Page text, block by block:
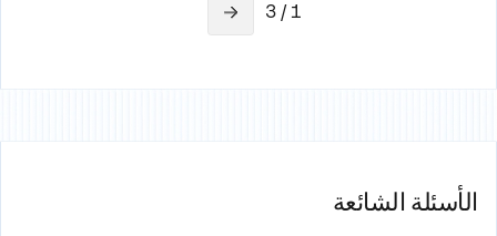
1 / 3
الأسئلة الشائعة